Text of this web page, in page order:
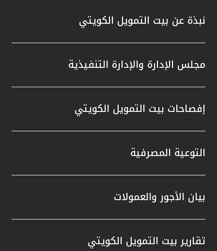
نبذة عن بيت التمويل الكويتي
مجلس الإدارة والإدارة التنفيذية
إفصاحات بيت التمويل الكويتي
التوعية المصرفية
بيان الأجور والعمولات
تقارير بيت التمويل الكويتي